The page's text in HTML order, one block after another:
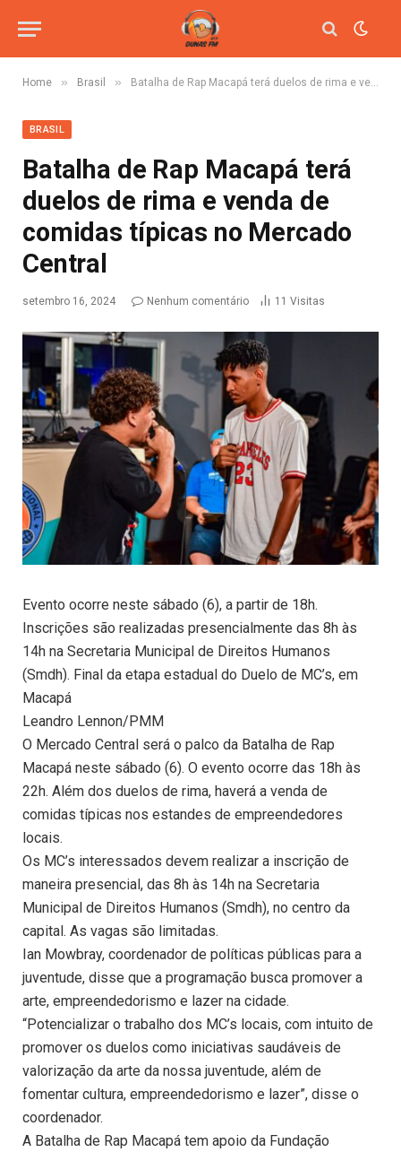
Home » Brasil » Batalha de Rap Macapá terá duelos de rima e venda de comidas típicas no Mercado Central
BRASIL
Batalha de Rap Macapá terá
duelos de rima e venda de
comidas típicas no Mercado
Central
setembro 16, 2024 Nenhum comentário 11 Visitas
Evento ocorre neste sábado (6), a partir de 18h.
Inscrições são realizadas presencialmente das 8h às
14h na Secretaria Municipal de Direitos Humanos
(Smdh). Final da etapa estadual do Duelo de MC’s, em
Macapá
Leandro Lennon/PMM
O Mercado Central será o palco da Batalha de Rap
Macapá neste sábado (6). O evento ocorre das 18h às
22h. Além dos duelos de rima, haverá a venda de
comidas típicas nos estandes de empreendedores
locais.
Os MC’s interessados devem realizar a inscrição de
maneira presencial, das 8h às 14h na Secretaria
Municipal de Direitos Humanos (Smdh), no centro da
capital. As vagas são limitadas.
Ian Mowbray, coordenador de políticas públicas para a
juventude, disse que a programação busca promover a
arte, empreendedorismo e lazer na cidade.
“Potencializar o trabalho dos MC’s locais, com intuito de
promover os duelos como iniciativas saudáveis de
valorização da arte da nossa juventude, além de
fomentar cultura, empreendedorismo e lazer”, disse o
coordenador.
A Batalha de Rap Macapá tem apoio da Fundação